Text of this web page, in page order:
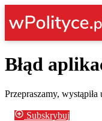
Błąd
Przepraszamy,
Subskrybuj